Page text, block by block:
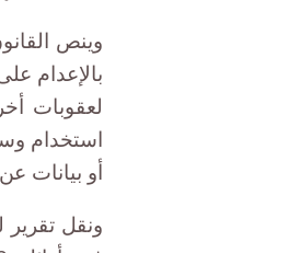
وينص
لعقوبات
استخدام
أو بيانات
ونقل تقرير